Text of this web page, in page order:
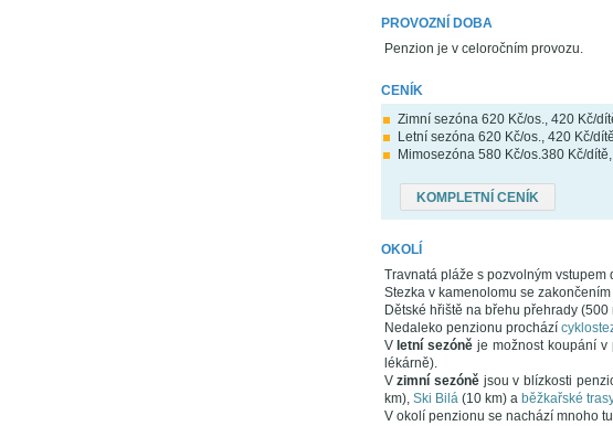
PROVOZNÍ DOBA
Penzion je v celoročním provozu.
CENÍK
Zimní sezóna 620 Kč/os., 420 Kč/
Letní sezóna 620 Kč/os., 420 Kč/
Mimosezóna 580 Kč/os.380 Kč/
KOMPLETNÍ CENÍK
OKOLÍ
Travnatá pláže s pozvolným
Stezka v kamenolomu se
Dětské hřiště na břehu přehrady (500
Nedaleko penzionu prochází
V letní sezóně je možnost koupání v
lékárně).
Vzimní sezónějsou v blízkosti
km), Ski Bilá(10 km) a běžkařské trasy
V okolí penzionu se nachází mnoho